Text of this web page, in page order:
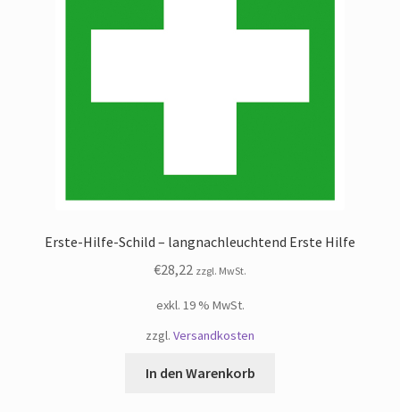
Erste-Hilfe-Schild – langnachleuchtend Erste Hilfe
€28,22 zzgl. MwSt.
exkl. 19 % MwSt.
zzgl. Versandkosten
In den Warenkorb